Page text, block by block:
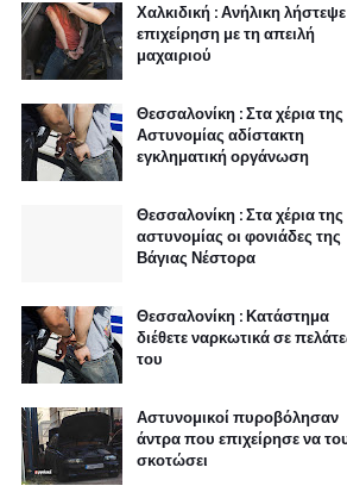
Χαλκιδική : Ανήλικη λήστεψε
επιχείρηση με τη απειλή
μαχαιριού
Θεσσαλονίκη : Στα χέρια της
Αστυνομίας αδίστακτη
εγκληματική οργάνωση
Θεσσαλονίκη : Στα χέρια της
αστυνομίας οι φονιάδες της
Βάγιας Νέστορα
Θεσσαλονίκη : Κατάστημα
διέθετε ναρκωτικά σε
του
Αστυνομικοί πυροβόλησαν
άντρα που επιχείρησε να
σκοτώσει